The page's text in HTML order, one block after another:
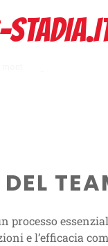
processo
e l’efficacia